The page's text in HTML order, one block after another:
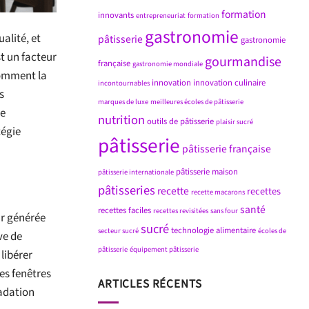
et
un facteur
la
générée
de
libérer
fenêtres
innovants entrepreneuriat formation formation
pâtisserie gastronomie gastronomie
française gastronomie mondiale gourmandise
incontournables innovation innovation culinaire
marques de luxe meilleures écoles de pâtisserie
nutrition outils de pâtisserie plaisir sucré
pâtisserie pâtisserie française
pâtisserie internationale pâtisserie maison
pâtisseries recette recette macarons recettes
recettes faciles recettes revisitées sans four santé
secteur sucré sucrétechnologie alimentaire écoles de
pâtisserie équipement pâtisserie
ARTICLES RÉCENTS